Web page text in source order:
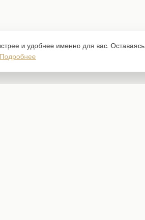
и удобнее именно для вас. Оставаясь
Подробнее